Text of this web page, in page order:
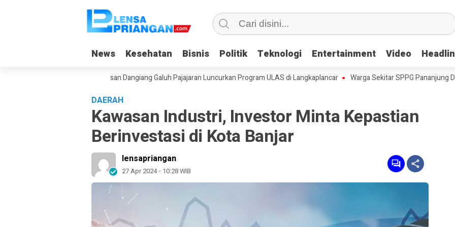
News Kesehatan Bisnis Politik Teknologi Entertainment Video
News Kesehatan Bisnis Politik Teknologi Entertainment Video
Saat Liburan, Yayasan Dangiang Galuh Pajajaran Luncurkan Program ULAS di Langkaplancar Warga Sekitar SPPG Pananjung Dua
DAERAH
Kawasan Industri, Investor Minta Kepastian
Berinvestasi di Kota Banjar
lensapriangan
27 Apr 2024 - 10:28 WIB